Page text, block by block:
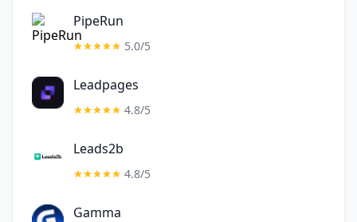
PipeRun
5.0/5
Leadpages
4.8/5
Leads2b
4.8/5
Gamma